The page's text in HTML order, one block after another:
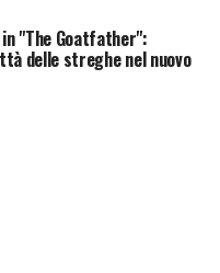
in "The Goatfather":
delle streghe nel nuovo